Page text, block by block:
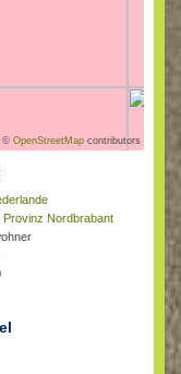
©OpenStreetMap contributors
Nordbrabant